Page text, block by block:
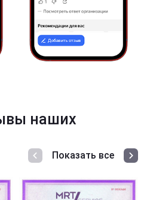
наших
Показать все